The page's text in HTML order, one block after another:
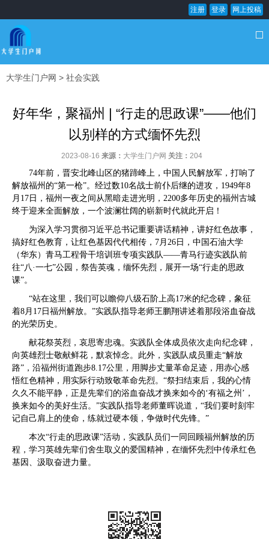
注册 登录 网上投稿
大学生门户网 > 社会实践
好年华，聚福州 | “行走的思政课”——他们
以别样的方式缅怀先烈
2023-08-16 来源： 大学生门户网 关注： 204
74年前，晋安北峰山区的猪蹄峰上，中国人民解放军，打响了
解放福州的“第一枪”。经过数10名战士前仆后继的进攻， 1949年8
月 17 日，福州一夜之间从黑暗走进光明， 2200多年历史的福州古城
终于迎来全面解放，一个波澜壮阔的崭新时代就此开启！
为深入学习贯彻习近平总书记重要讲话精神，讲好红色故事，
搞好红色教育，让红色基因代代相传， 7月 26 日，中国石油大学
（华东）青马工程骨干培训班专项实践队——青马行迹实践队前
往“八·一七”公园，祭告英魂，缅怀先烈，展开一场“行走的思政
课”。
“站在这里，我们可以瞻仰八级石阶上高17米的纪念碑，象征
着8月 17 日福州解放。”实践队指导老师王鹏翔讲述着那段浴血奋战
的光荣历史。
献花祭英烈，哀思寄忠魂。实践队全体成员依次走向纪念碑，
向英雄烈士敬献鲜花，默哀悼念。此外，实践队成员重走“解放
路”，沿福州街道跑步8.17公里，用脚步丈量革命足迹，用赤心感
悟红色精神，用实际行动致敬革命先烈。“祭扫结束后，我的心情
久久不能平静，正是先辈们的浴血奋战才换来如今的‘有福之州’，
换来如今的美好生活。”实践队指导老师董晖说道，“我们要时刻牢
记自己肩上的使命，练就过硬本领，争做时代先锋。”
本次“行走的思政课”活动，实践队员们一同回顾福州解放的历
程，学习英雄先辈们舍生取义的爱国精神，在缅怀先烈中传承红色
基因、汲取奋进力量。